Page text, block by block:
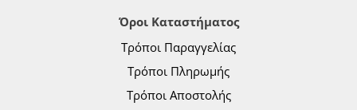
Όροι Καταστήματος
Τρόποι Παραγγελίας
Τρόποι Πληρωμής
Τρόποι Αποστολής